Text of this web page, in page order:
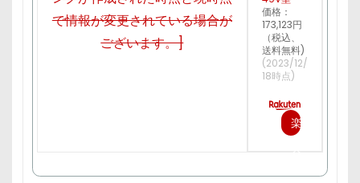
価格：
173,123円
（税込、
送料無料)
(2023/12/
18時点)
楽
で